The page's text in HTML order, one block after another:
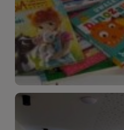
zawsze będziesz wiedzieć,
jako
WIĘCEJ